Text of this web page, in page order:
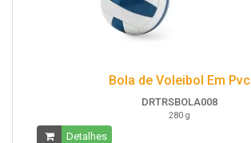
Bola de Voleibol Em Pvc
DRTRSBOLA008
280 g
Detalhes